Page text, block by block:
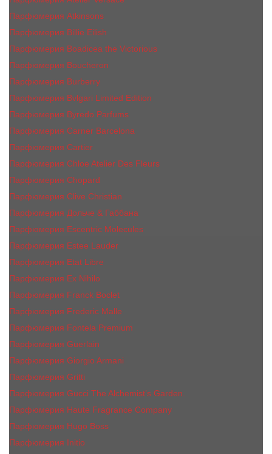
Парфюмерия Atkinsons
Парфюмерия Billie Eilish
Парфюмерия Boadicea the Victorious
Парфюмерия Boucheron
Парфюмерия Burberry
Парфюмерия Bvlgari Limited Edition
Парфюмерия Byredo Parfums
Парфюмерия Carner Barcelona
Парфюмерия Cartier
Парфюмерия Chloe Atelier Des Fleurs
Парфюмерия Сhopard
Парфюмерия Clive Christian
Парфюмерия Дольче & Габбана
Парфюмерия Escentric Molecules
Парфюмерия Estee Lаudеr
Парфюмерия Etat Libre
Парфюмерия Ex Nihilo
Парфюмерия Franck Boclet
Парфюмерия Frеderic Mаlle
Парфюмерия Fontela Premium
Парфюмерия Guerlain
Парфюмерия Giorgio Armani
Парфюмерия Gritti
Парфюмерия Gucci The Alchemist’s Garden.
Парфюмерия Haute Fragrance Company
Парфюмерия Hugo Boss
Парфюмерия Initio